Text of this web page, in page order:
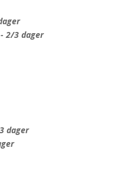
- 2/3 dager
dager